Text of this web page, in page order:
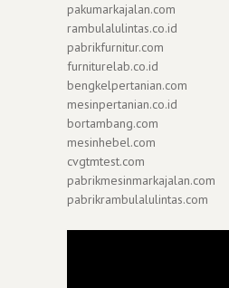
pakumarkajalan.com
rambulalulintas.co.id
pabrikfurnitur.com
furniturelab.co.id
bengkelpertanian.com
mesinpertanian.co.id
bortambang.com
mesinhebel.com
cvgtmtest.com
pabrikmesinmarkajalan.com
pabrikrambulalulintas.com